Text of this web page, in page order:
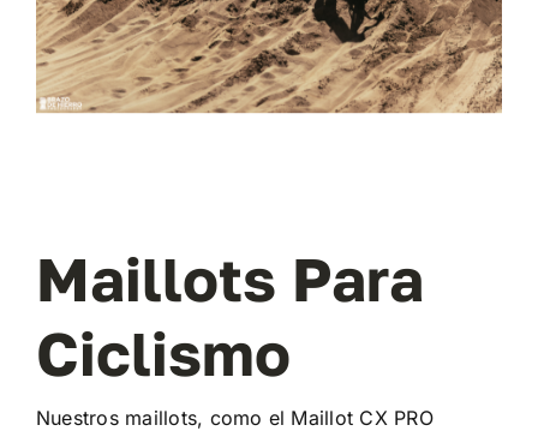
Maillots Para
Ciclismo
Nuestros maillots, como el Maillot CX PRO